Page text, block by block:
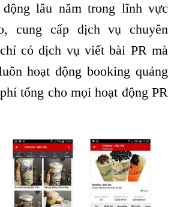
lâu năm trong lĩnh vực
cung cấp dịch vụ chuyên
có dịch vụ viết bài PR mà
hoạt động booking quảng
tổng cho mọi hoạt động PR